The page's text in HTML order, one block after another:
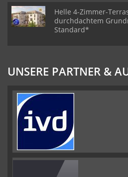
Helle 4-Zimmer-
durchdachtem
Standard*
UNSERE PARTNER &